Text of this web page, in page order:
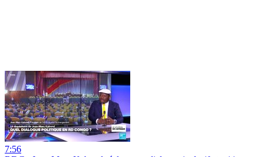
7:56